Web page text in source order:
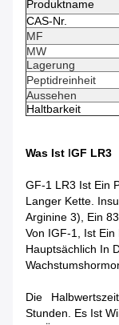
Produktname
CAS-Nr.
MF
MW
Lagerung
Peptidreinheit
Aussehen
Haltbarkeit
Was Ist IGF LR3
GF-1 LR3 Ist Ein
Langer Kette.
Arginine 3), Ein
Von IGF-1, Ist
Hauptsächlich In
Die
Stunden. Es Ist